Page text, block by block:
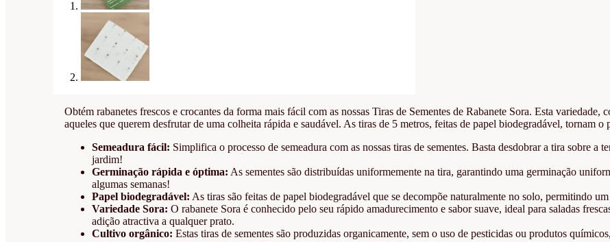
Obtém rabanetes frescos e crocantes da forma mais fácil com as nossas Tiras de Sementes de Rabanete Sora. Esta
aqueles que querem desfrutar de uma colheita rápida e saudável. As tiras de 5 metros, feitas de papel biodegradável, tornam
Semeadura fácil: Simplifica o processo de semeadura com as nossas tiras de sementes. Basta desdobrar a tira sobre
jardim!
Germinação rápida e óptima: As sementes são distribuídas uniformemente na tira, garantindo uma germinação
algumas semanas!
Papel biodegradável: As tiras são feitas de papel biodegradável que se decompõe naturalmente no solo, permitindo
Variedade Sora: O rabanete Sora é conhecido pelo seu rápido amadurecimento e sabor suave, ideal para saladas
adição atractiva a qualquer prato.
Cultivo orgânico: Estas tiras de sementes são produzidas organicamente, sem o uso de pesticidas ou produtos